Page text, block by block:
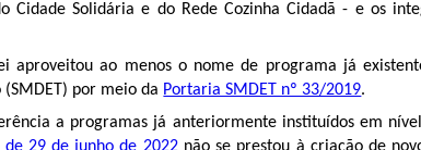
Cidade Solidária e do Rede Cozinha Cidadã - e os
aproveitou ao menos o nome de programa já
por meio da Portaria SMDET nº 33/2019.
a programas já anteriormente instituídos em